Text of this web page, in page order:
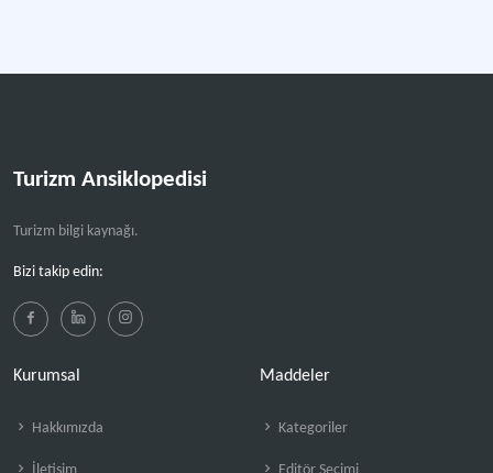
Turizm Ansiklopedisi
Turizm bilgi kaynağı.
Bizi takip edin:
Kurumsal
Hakkımızda
İletişim
Maddeler
Kategoriler
Editör Seçimi